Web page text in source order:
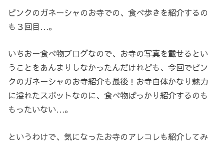
ピンクのガネーシャのお寺での、食べ歩きを紹介するの
も３回目…。
いちおー食べ物ブログなので、お寺の写真を載せるとい
うことをあんまりしなかったんだけれども、今回でピン
クのガネーシャのお寺紹介も最後！お寺自体かなり魅力
に溢れたスポットなのに、食べ物ばっかり紹介するのも
もったいない…。
というわけで、気になったお寺のアレコレも紹介してみ